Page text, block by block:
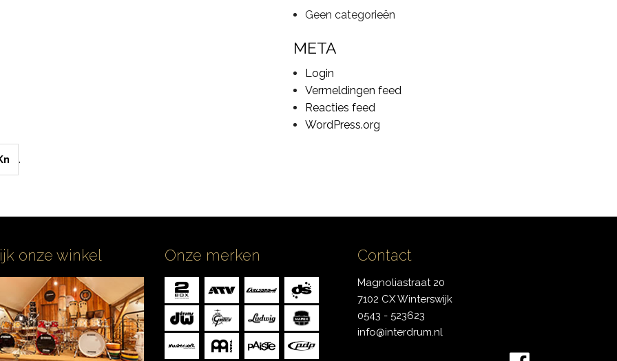
.
Geen categorieën
META
Login
Vermeldingen feed
Reacties feed
WordPress.org
onze winkel Onze merken Contact
Magnoliastraat 20
7102 CX Winterswijk
0543 - 523623
info@interdrum.nl